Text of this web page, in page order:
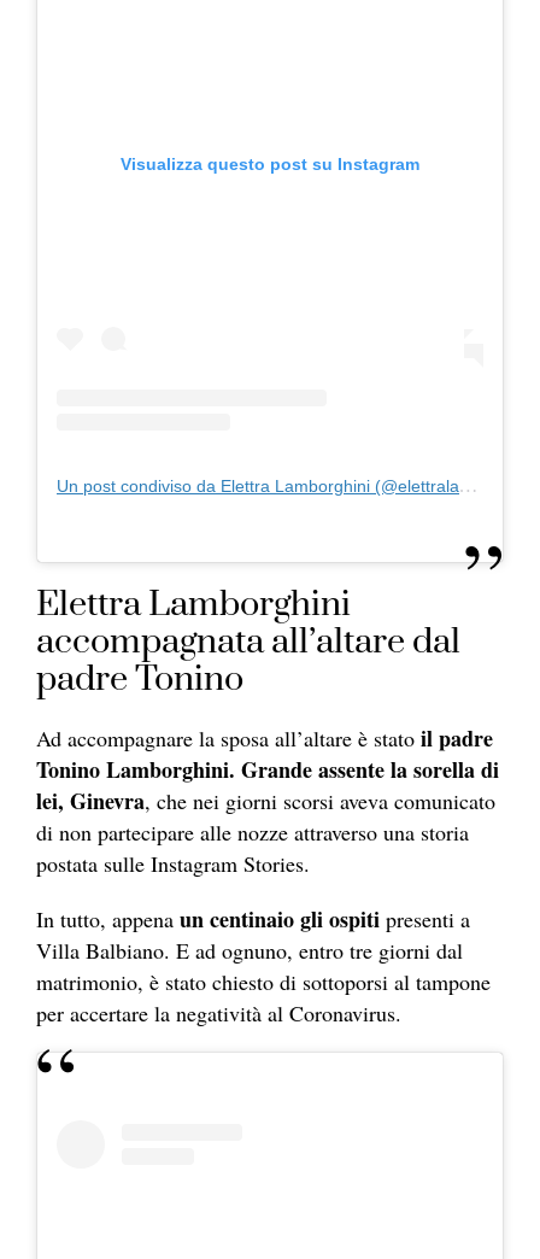
Visualizza questo post su Instagram
Un post condiviso da Elettra Lamborghini (@elettralamborghini)
Elettra Lamborghini
accompagnata all’altare dal
padre Tonino
Ad accompagnare la sposa all’altare è stato il padre
Tonino Lamborghini. Grande assente la sorella di
lei, Ginevra, che nei giorni scorsi aveva comunicato
di non partecipare alle nozze attraverso una storia
postata sulle Instagram Stories.
In tutto, appena un centinaio gli ospiti presenti a
Villa Balbiano. E ad ognuno, entro tre giorni dal
matrimonio, è stato chiesto di sottoporsi al tampone
per accertare la negatività al Coronavirus.